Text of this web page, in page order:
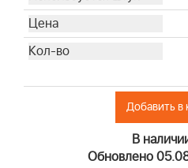
Добавить в
В
Обновлено